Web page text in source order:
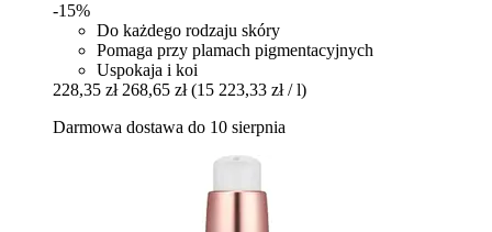
-15%
Do każdego rodzaju skóry
Pomaga przy plamach pigmentacyjnych
Uspokaja i koi
228,35 zł 268,65 zł (15 223,33 zł / l)
Darmowa dostawa do 10 sierpnia